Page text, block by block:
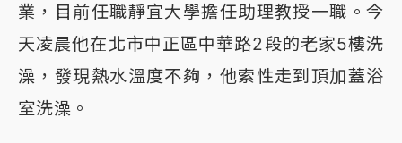
業，目前任職靜宜大學擔任助理教授一職。今
天凌晨他在北市中正區中華路2段的老家5樓洗
澡，發現熱水溫度不夠，他索性走到頂加蓋浴
室洗澡。